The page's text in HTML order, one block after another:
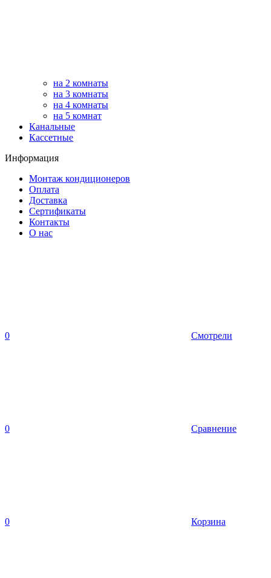
на 2 комнаты
на 3 комнаты
на 4 комнаты
на 5 комнат
Канальные
Кассетные
Информация
Монтаж кондиционеров
Оплата
Доставка
Сертификаты
Контакты
О нас
0 Смотрели
0 Сравнение
0 Корзина